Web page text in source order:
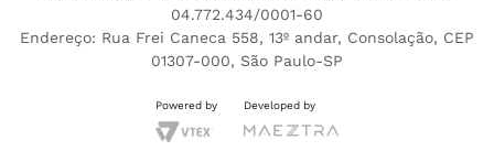
04.772.434/0001-60
Endereço: Rua Frei Caneca 558, 13º andar, Consolação, CEP
01307-000, São Paulo-SP
Powered by Developed by